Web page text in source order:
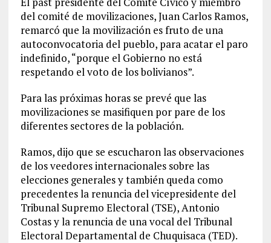
del comité de movilizaciones, Juan Carlos Ramos,
remarcó que la movilización es fruto de una
autoconvocatoria del pueblo, para acatar el paro
indefinido, “porque el Gobierno no está
respetando el voto de los bolivianos”.
Para las próximas horas se prevé que las
movilizaciones se masifiquen por pare de los
diferentes sectores de la población.
Ramos, dijo que se escucharon las observaciones
de los veedores internacionales sobre las
elecciones generales y también queda como
precedentes la renuncia del vicepresidente del
Tribunal Supremo Electoral (TSE), Antonio
Costas y la renuncia de una vocal del Tribunal
Electoral Departamental de Chuquisaca (TED).